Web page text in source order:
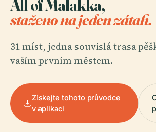
All of Malakka,
staženo na jeden zátah.
31 míst, jedna souvislá trasa
vaším prvním městem.
Získejte tohoto průvodce
v aplikaci